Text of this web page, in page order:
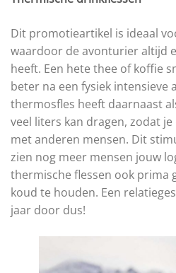
Dit promotieartikel is ideaal
waardoor de avonturier altijd
heeft. Een hete thee of koffie
beter na een fysiek intensieve
thermosfles heeft daarnaast
veel liters kan dragen, zodat
met anderen mensen. Dit
zien nog meer mensen jouw
thermische flessen ook prima
koud te houden. Een
jaar door dus!